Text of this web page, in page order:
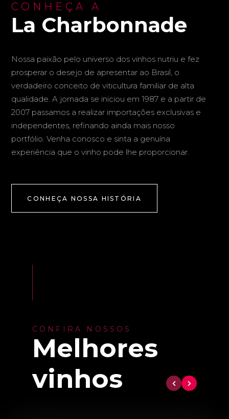
CONHEÇA A
La Charbonnade
Nossa paixão pelo universo dos vinhos nutriu e fez
prosperar o desejo de apresentar ao Brasil, o
verdadeiro conceito de viticultura familiar de alta
qualidade. A jornada se iniciou em 1987 e a partir de
2007 passamos a realizar importações exclusivas e
independentes, refinando ainda mais nosso
portfólio. Venha conosco e sinta a genuína
experiência que o vinho pode lhe proporcionar.
CONHEÇA NOSSA HISTÓRIA
CONFIRA NOSSOS
Melhores
vinhos